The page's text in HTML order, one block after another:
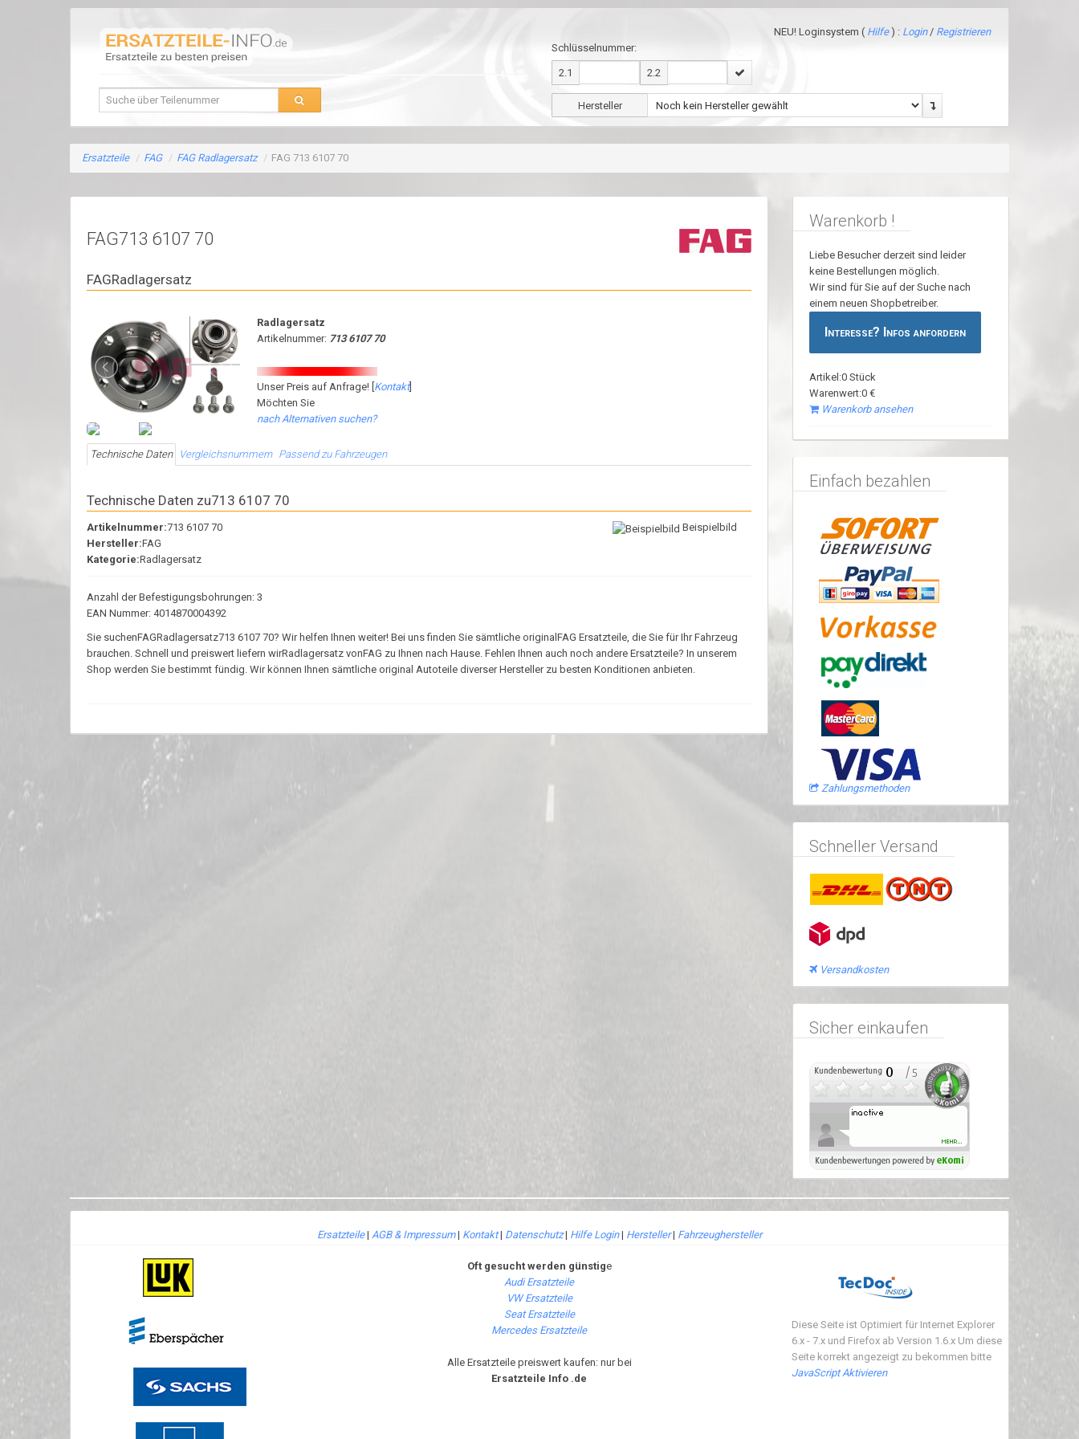
NEU! Loginsystem ( Hilfe) : Login/ Registrieren
Schlüsselnummer:
2.1 2.2
Hersteller
Ersatzteile / FAG / FAG Radlagersatz / FAG 713 6107 70
FAG713 6107 70
FAGRadlagersatz
Radlagersatz
Artikelnummer: 713 6107 70
Unser Preis auf Anfrage! [ Kontakt]
Möchten Sie
nach Alternativen suchen?
Technische Daten Vergleichsnummern Passend zu Fahrzeugen
Technische Daten zu713 6107 70
Beispielbild
Artikelnummer:713 6107 70
Hersteller:FAG
Kategorie:Radlagersatz
Anzahl der Befestigungsbohrungen: 3
EAN Nummer: 4014870004392
Sie suchenFAGRadlagersatz713 6107 70? Wir helfen Ihnen weiter! Bei uns finden Sie sämtliche originalFAG Ersatzteile, die Sie für Ihr Fahrzeug
brauchen. Schnell und preiswert liefern wirRadlagersatz vonFAG zu Ihnen nach Hause. Fehlen Ihnen auch noch andere Ersatzteile? In unserem
Shop werden Sie bestimmt fündig. Wir können Ihnen sämtliche original Autoteile diverser Hersteller zu besten Konditionen anbieten.
Warenkorb !
Liebe Besucher derzeit sind leider
keine Bestellungen möglich.
Wir sind für Sie auf der Suche nach
einem neuen Shopbetreiber.
Interesse? Infos anfordern
Artikel:0 Stück
Warenwert:0 €
Warenkorb ansehen
Einfach bezahlen
Zahlungsmethoden
Schneller Versand
Versandkosten
Sicher einkaufen
Ersatzteile| AGB & Impressum| Kontakt| Datenschutz| Hilfe Login| Hersteller| Fahrzeughersteller
Oft gesucht werden günstige
Audi Ersatzteile
VW Ersatzteile
Seat Ersatzteile
Mercedes Ersatzteile
Alle Ersatzteile preiswert kaufen: nur bei
Ersatzteile Info .de
Diese Seite ist Optimiert für Internet Explorer
6.x - 7.x und Firefox ab Version 1.6.x Um diese
Seite korrekt angezeigt zu bekommen bitte
JavaScript Aktivieren